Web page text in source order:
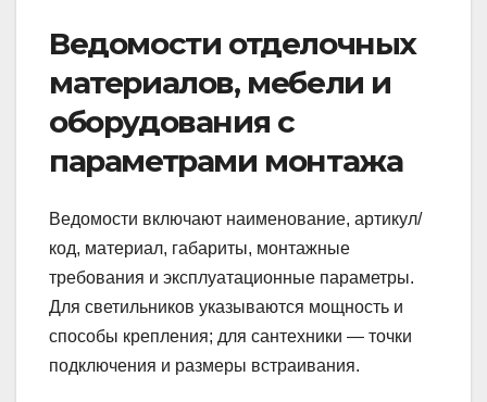
Ведомости отделочных
материалов, мебели и
оборудования с
параметрами монтажа
Ведомости включают наименование, артикул/
код, материал, габариты, монтажные
требования и эксплуатационные параметры.
Для светильников указываются мощность и
способы крепления; для сантехники — точки
подключения и размеры встраивания.